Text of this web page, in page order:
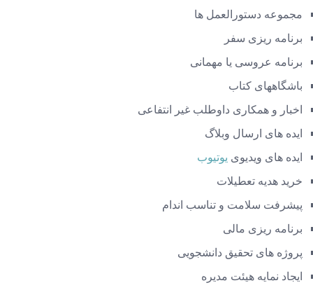
مجموعه دستورالعمل ها
برنامه ریزی سفر
برنامه عروسی یا مهمانی
باشگاههای کتاب
اخبار و همکاری داوطلب غیر انتفاعی
ایده های ارسال وبلاگ
ایده های ویدیوی یوتیوب
خرید هدیه تعطیلات
پیشرفت سلامت و تناسب اندام
برنامه ریزی مالی
پروژه های تحقیق دانشجویی
ایجاد نمایه هیئت مدیره